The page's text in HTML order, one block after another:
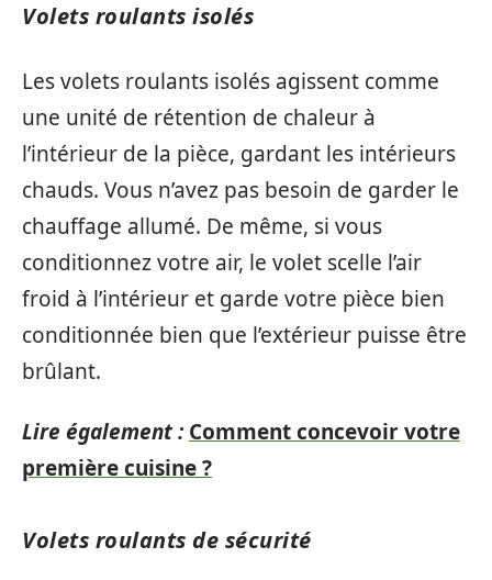
Volets roulants isolés
Les volets roulants isolés agissent comme
une unité de rétention de chaleur à
l’intérieur de la pièce, gardant les intérieurs
chauds. Vous n’avez pas besoin de garder le
chauffage allumé. De même, si vous
conditionnez votre air, le volet scelle l’air
froid à l’intérieur et garde votre pièce bien
conditionnée bien que l’extérieur puisse être
brûlant.
Lire également : Comment concevoir votre
première cuisine ?
Volets roulants de sécurité